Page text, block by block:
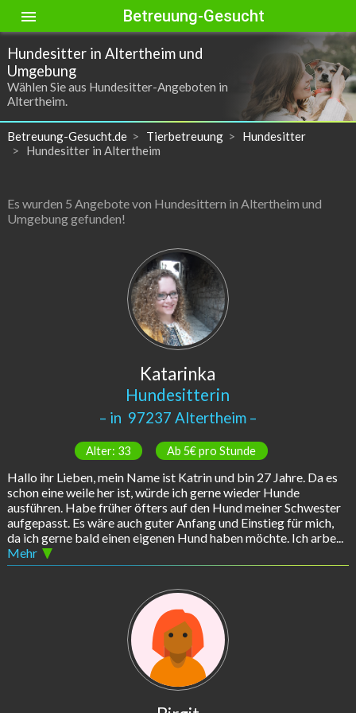
menu Betreuung-Gesucht
Hundesitter in Altertheim und
Umgebung
Wählen Sie aus Hundesitter-Angeboten in
Altertheim.
Betreuung-Gesucht.de Tierbetreuung
Hundesitter
Hundesitter in Altertheim
Es wurden 5 Angebote von Hundesittern in Altertheim und
Umgebung gefunden!
Katarinka
Hundesitterin
– in 97237 Altertheim –
Alter: 33 Ab 5€ pro Stunde
Hallo ihr Lieben, mein Name ist Katrin und bin 27 Jahre. Da es
schon eine weile her ist, würde ich gerne wieder Hunde
ausführen. Habe früher öfters auf den Hund meiner Schwester
aufgepasst. Es wäre auch guter Anfang und Einstieg für mich,
da ich gerne bald einen eigenen Hund haben möchte. Ich arbe...
Mehr